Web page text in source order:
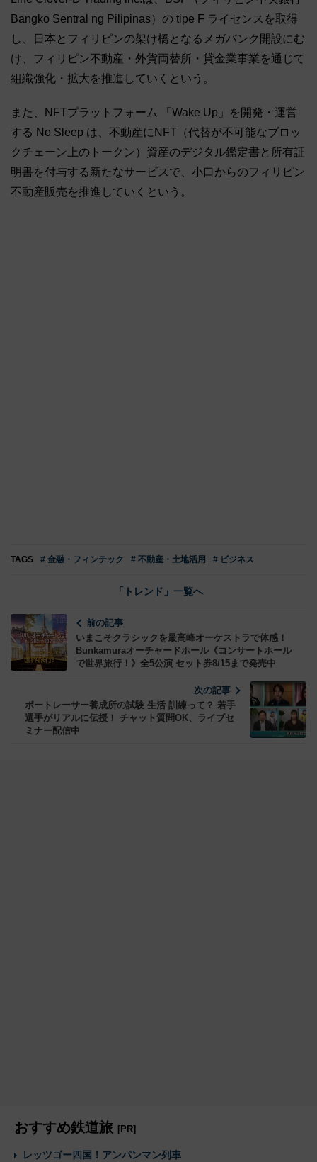
Bangko Sentral ng Pilipinas）の tipe F ライセンスを取得
し、日本とフィリピンの架け橋となるメガバンク開設にむ
け、フィリピン不動産・外貨両替所・貸金業事業を通じて
組織強化・拡大を推進していくという。
また、NFTプラットフォーム 「Wake Up」を開発・運営
する No Sleep は、不動産にNFT（代替が不可能なブロッ
クチェーン上のトークン）資産のデジタル鑑定書と所有証
明書を付与する新たなサービスで、小口からのフィリピン
不動産販売を推進していくという。
TAGS # 金融・フィンテック # 不動産・土地活用 # ビジネス
「トレンド」一覧へ
前の記事
いまこそクラシックを最高峰オーケストラで体感！
Bunkamuraオーチャードホール《コンサートホール
で世界旅行！》全5公演 セット券8/15まで発売中
次の記事
ボートレーサー養成所の試験 生活 訓練って？ 若手
選手がリアルに伝授！ チャット質問OK、ライブセ
ミナー配信中
おすすめ鉄道旅 [PR]
レッツゴー四国！アンパンマン列車